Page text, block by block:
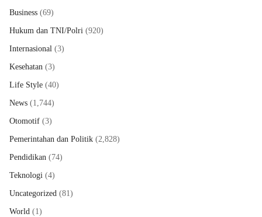
Business (69)
Hukum dan TNI/Polri (920)
Internasional (3)
Kesehatan (3)
Life Style (40)
News (1,744)
Otomotif (3)
Pemerintahan dan Politik (2,828)
Pendidikan (74)
Teknologi (4)
Uncategorized (81)
World (1)